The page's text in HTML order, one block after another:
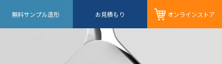
無料サンプル造形 お見積もり オンラインストア